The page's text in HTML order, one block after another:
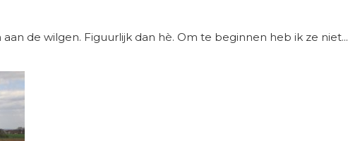
de wilgen. Figuurlijk dan hè. Om te beginnen heb ik ze niet...